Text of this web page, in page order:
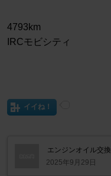
4793km
IRCモビシティ
イイね！
エンジンオイル交換
2025年9月29日